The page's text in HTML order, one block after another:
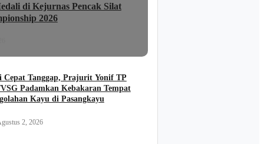
di Kejurnas Pencak Silat
2026
Cepat Tanggap, Prajurit Yonif TP
Padamkan Kebakaran Tempat
Kayu di Pasangkayu
2, 2026